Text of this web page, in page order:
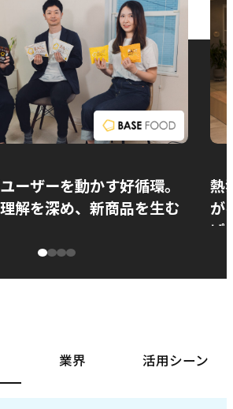
ーザーを動かす好循環。
解を深め、新商品を生む
熱
が
ぱ
業界 活用シーン